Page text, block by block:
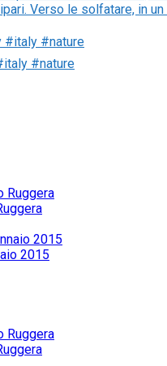
Verso le solfatare, in
#nature
2015